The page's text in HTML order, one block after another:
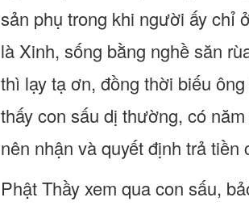
sản phụ trong khi người ấy chỉ
là Xinh, sống bằng nghề săn
thì lạy tạ ơn, đồng thời biếu
thấy con sấu dị thường, có
nên nhận và quyết định trả
Phật Thầy xem qua con sấu,